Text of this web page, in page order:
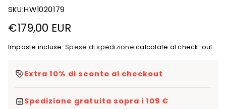
SKU:HW1020179
Prezzo
di
€179,00 EUR
Imposte incluse.Spese di spedizione calcolate al check-out.
Extra 10% di sconto al checkout
Spedizione gratuita sopra i 109 €